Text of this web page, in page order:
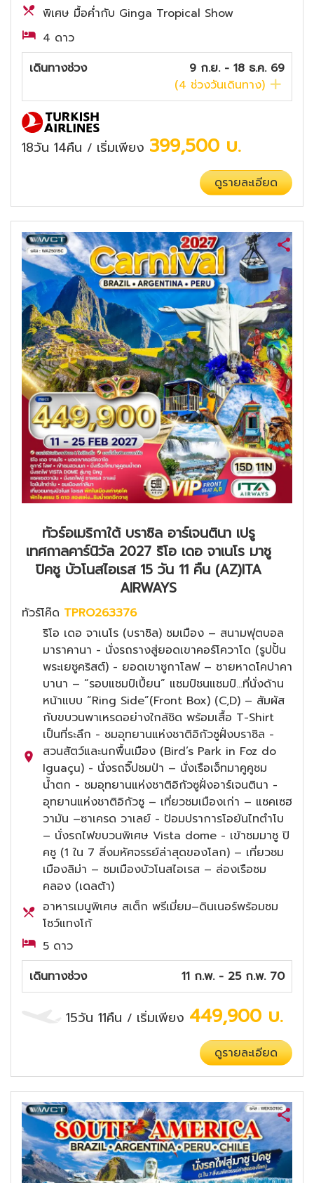
พิเศษ มื้อค่ำกับ Ginga Tropical Show
4 ดาว
เดินทางช่วง
9 ก.ย. - 18 ธ.ค. 69
(4 ช่วงวันเดินทาง)
18วัน 14คืน / เริ่มเพียง 399,500 บ.
ดูรายละเอียด
ทัวร์อเมริกาใต้ บราซิล อาร์เจนตินา เปรู
เทศกาลคาร์นิวัล 2027 ริโอ เดอ จาเนโร มาชู
ปิคชู บัวโนสไอเรส 15 วัน 11 คืน (AZ)ITA
AIRWAYS
ทัวร์โค๊ด TPRO263376
ริโอ เดอ จาเนโร (บราซิล) ชมเมือง – สนามฟุตบอล
มาราคานา - นั่งรถรางสู่ยอดเขาคอร์โควาโด (รูปปั้น
พระเยซูคริสต์) - ยอดเขาซูกาโลฟ – ชายหาดโคปาคา
บานา – “รอบแชมป์เปี้ยน” แชมป์ชนแชมป์...ที่นั่งด้าน
หน้าแบบ “Ring Side”(Front Box) (C,D) – สัมผัส
กับขบวนพาเหรดอย่างใกล้ชิด พร้อมเสื้อ T-Shirt
เป็นที่ระลึก - ชมอุทยานแห่งชาติอิกัวซูฝั่งบราซิล -
สวนสัตว์และนกพื้นเมือง (Bird’s Park in Foz do
Iguaçu) - นั่งรถจิ๊ปชมป่า – นั่งเรือเจ็ทมาคูคูชม
น้ำตก - ชมอุทยานแห่งชาติอิกัวซูฝั่งอาร์เจนตินา -
อุทยานแห่งชาติอิกัวซู – เที่ยวชมเมืองเก่า – แซคเซฮ
วามัน –ซาเครด วาเลย์ - ป้อมปราการโอยันไทตำโบ
– นั่งรถไฟขบวนพิเศษ Vista dome - เข้าชมมาชู ปิ
คชู (1 ใน 7 สิ่งมหัศจรรย์ล่าสุดของโลก) – เที่ยวชม
เมืองลิม่า – ชมเมืองบัวโนสไอเรส – ล่องเรือชม
คลอง (เดลต้า)
อาหารเมนูพิเศษ สเต็ก พรีเมี่ยม–ดินเนอร์พร้อมชม
โชว์แทงโก้
5 ดาว
เดินทางช่วง
11 ก.พ. - 25 ก.พ. 70
15วัน 11คืน / เริ่มเพียง 449,900 บ.
ดูรายละเอียด